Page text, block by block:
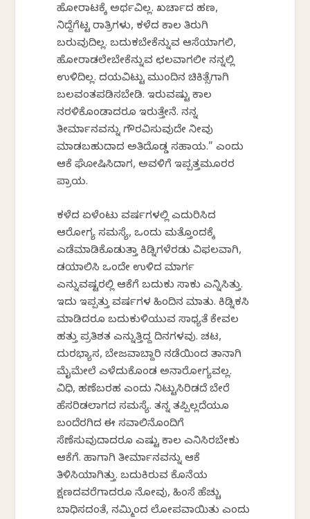
ಹೋರಾಟಕ್ಕೆ ಅರ್ಥವಿಲ್ಲ. ಖರ್ಚಾದ ಹಣ,
ನಿದ್ದೆಗೆಟ್ಟ ರಾತ್ರಿಗಳು, ಕಳೆದ ಕಾಲ ತಿರುಗಿ
ಬರುವುದಿಲ್ಲ. ಬದುಕಬೇಕೆನ್ನುವ ಆಸೆಯಾಗಲಿ,
ಹೋರಾಡಲೇಬೇಕೆನ್ನುವ ಛಲವಾಗಲೀ ನನ್ನಲ್ಲಿ
ಉಳಿದಿಲ್ಲ. ದಯವಿಟ್ಟು ಮುಂದಿನ ಚಿಕಿತ್ಸೆಗಾಗಿ
ಬಲವಂತಪಡಿಸಬೇಡಿ. ಇರುವಷ್ಟು ಕಾಲ
ನರಳಿಕೊಂಡಾದರೂ ಇರುತ್ತೇನೆ. ನನ್ನ
ತೀರ್ಮಾನವನ್ನು ಗೌರವಿಸುವುದೇ ನೀವು
ಮಾಡಬಹುದಾದ ಅತಿದೊಡ್ಡ ಸಹಾಯ.” ಎಂದು
ಆಕೆ ಘೋಷಿಸಿದಾಗ, ಅವಳಿಗೆ ಇಪ್ಪತ್ತಮೂರರ
ಪ್ರಾಯ.
ಕಳೆದ ಏಳೆಂಟು ವರ್ಷಗಳಲ್ಲಿ ಎದುರಿಸಿದ
ಆರೋಗ್ಯ ಸಮಸ್ಯೆ, ಒಂದು ಮತ್ತೊಂದಕ್ಕೆ
ಎಡೆಮಾಡಿಕೊಡುತ್ತಾ ಕಿಡ್ನಿಗಳೆರಡು ವಿಫಲವಾಗಿ,
ಡಯಾಲಿಸಿಸ್ ಒಂದೇ ಉಳಿದ ಮಾರ್ಗ
ಎನ್ನುವಷ್ಟರಲ್ಲಿ ಆಕೆಗೆ ಬದುಕು ಸಾಕು ಎನ್ನಿಸಿತ್ತು.
ಇದು ಇಪ್ಪತ್ತು ವರ್ಷಗಳ ಹಿಂದಿನ ಮಾತು. ಕಿಡ್ನಿಕಸಿ
ಮಾಡಿದರೂ ಬದುಕುಳಿಯುವ ಸಾಧ್ಯತೆ ಕೇವಲ
ಹತ್ತು ಪ್ರತಿಶತ ಎನ್ನುತ್ತಿದ್ದ ದಿನಗಳವು. ಚಟ,
ದುರಭ್ಯಾಸ, ಬೇಜವಾಬ್ದಾರಿ ನಡೆಯಿಂದ ತಾನಾಗಿ
ಮೈಮೇಲೆ ಎಳೆದುಕೊಂಡ ಅನಾರೋಗ್ಯವಲ್ಲ.
ವಿಧಿ, ಹಣೆಬರಹ ಎಂದು ನಿಟ್ಟುಸಿರಿಡದೆ ಬೇರೆ
ಹೆಸರಿಡಲಾಗದ ಸಮಸ್ಯೆ. ತನ್ನ ತಪ್ಪಿಲ್ಲದೆಯೂ
ಬಂದೆರಗಿದ ಈ ಸವಾಲಿನೊಂದಿಗೆ
ಸೆಣೆಸುವುದಾದರೂ ಎಷ್ಟು ಕಾಲ ಎನಿಸಿರಬೇಕು
ಆಕೆಗೆ. ಹಾಗಾಗಿ ತೀರ್ಮಾನವನ್ನು ಆಕೆ
ತಿಳಿಸಿಯಾಗಿತ್ತು‌. ಬದುಕಿರುವ ಕೊನೆಯ
ಕ್ಷಣದವರೆಗಾದರೂ ನೋವು, ಹಿಂಸೆ ಹೆಚ್ಚು
ಬಾಧಿಸದಂತೆ, ನಮ್ಮಿಂದ ಲೋಪವಾಯಿತು ಎಂದು